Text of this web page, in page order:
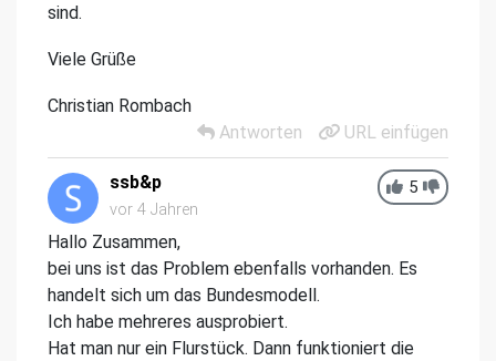
sind.
Viele Grüße
Christian Rombach
Antworten
URL einfügen
5
ssb&p
vor 4 Jahren
Hallo Zusammen,
bei uns ist das Problem ebenfalls vorhanden. Es
handelt sich um das Bundesmodell.
Ich habe mehreres ausprobiert.
Hat man nur ein Flurstück. Dann funktioniert die